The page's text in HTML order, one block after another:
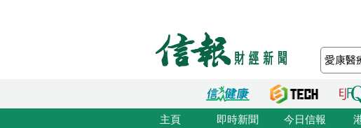
主頁 即時新聞 今日信報